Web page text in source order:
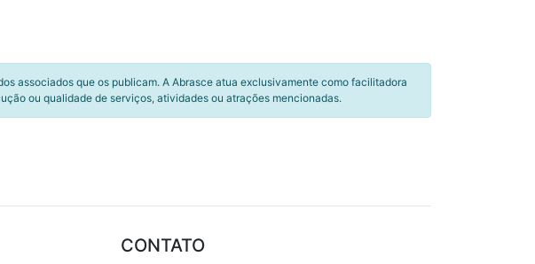
associados que os publicam. A Abrasce atua exclusivamente como facilitadora
ou qualidade de serviços, atividades ou atrações mencionadas.
CONTATO